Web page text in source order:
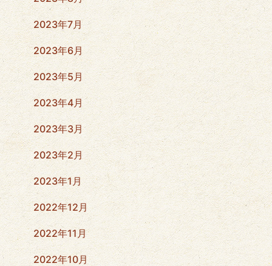
2023年7月
2023年6月
2023年5月
2023年4月
2023年3月
2023年2月
2023年1月
2022年12月
2022年11月
2022年10月